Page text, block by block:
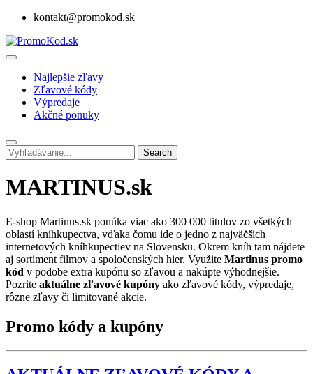
kontakt@promokod.sk
Najlepšie zľavy
Zľavové kódy
Výpredaje
Akčné ponuky
Search
MARTINUS.sk
E-shop Martinus.sk ponúka viac ako 300 000 titulov zo všetkých
oblastí kníhkupectva, vďaka čomu ide o jedno z najväčších
internetových kníhkupectiev na Slovensku. Okrem kníh tam nájdete
aj sortiment filmov a spoločenských hier. Využite Martinus promo
kód v podobe extra kupónu so zľavou a nakúpte výhodnejšie.
Pozrite aktuálne zľavové kupóny ako zľavové kódy, výpredaje,
rôzne zľavy či limitované akcie.
Promo kódy a kupóny